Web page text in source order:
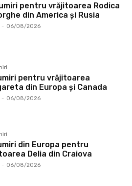
pentru vrăjitoarea Rodica
din America și Rusia
- 06/08/2026
pentru vrăjitoarea
din Europa și Canada
- 06/08/2026
din Europa pentru
Delia din Craiova
- 06/08/2026